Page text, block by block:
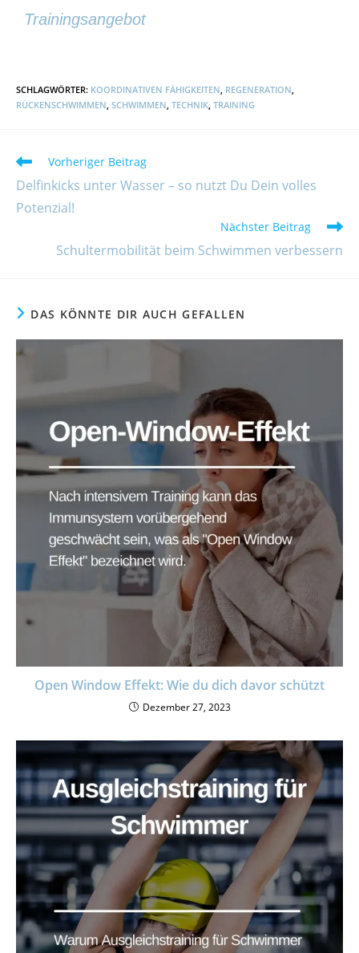
Trainingsangebot
SCHLAGWÖRTER: KOORDINATIVEN FÄHIGKEITEN REGENERATION
RÜCKENSCHWIMMEN SCHWIMMEN TECHNIK TRAINING
Vorheriger Beitrag
Delfinkicks unter Wasser – so nutzt Du Dein volles
Potenzial!
Nächster Beitrag
Schultermobilität beim Schwimmen verbessern
DAS KÖNNTE DIR AUCH GEFALLEN
Open Window Effekt: Wie du dich davor schützt
Dezember 27, 2023